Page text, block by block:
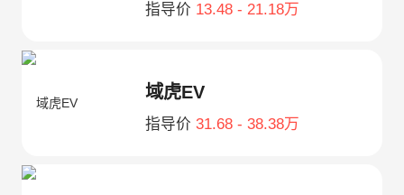
指导价 13.48 - 21.18万
域虎EV
指导价 31.68 - 38.38万